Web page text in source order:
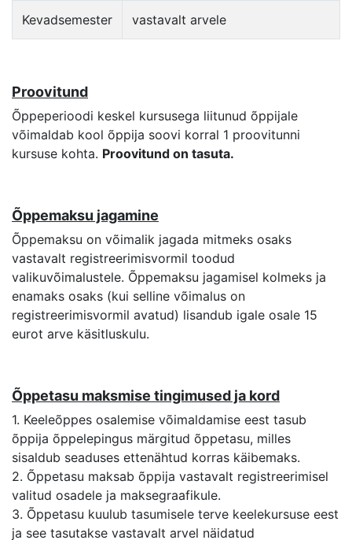
Kevadsemester vastavalt arvele
Proovitund
Õppeperioodi keskel kursusega liitunud õppijale
võimaldab kool õppija soovi korral 1 proovitunni
kursuse kohta. Proovitund on tasuta.
Õppemaksu jagamine
Õppemaksu on võimalik jagada mitmeks osaks
vastavalt registreerimisvormil toodud
valikuvõimalustele. Õppemaksu jagamisel kolmeks ja
enamaks osaks (kui selline võimalus on
registreerimisvormil avatud) lisandub igale osale 15
eurot arve käsitluskulu.
Õppetasu maksmise tingimused ja kord
1. Keeleõppes osalemise võimaldamise eest tasub
õppija õppelepingus märgitud õppetasu, milles
sisaldub seaduses ettenähtud korras käibemaks.
2. Õppetasu maksab õppija vastavalt registreerimisel
valitud osadele ja maksegraafikule.
3. Õppetasu kuulub tasumisele terve keelekursuse eest
ja see tasutakse vastavalt arvel näidatud